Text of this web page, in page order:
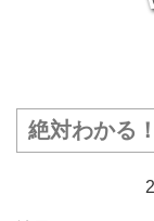
絶対わかる